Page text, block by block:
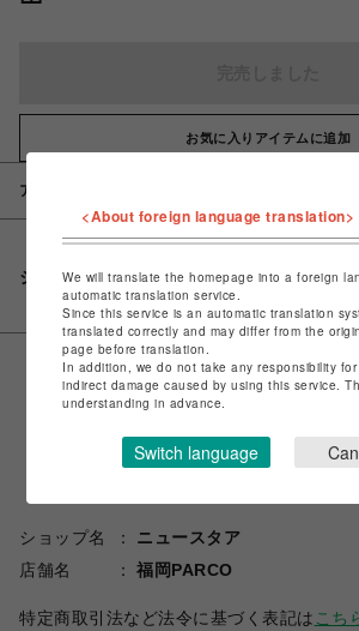
お気に入りアイテムに追加
アイテム説明 / 素材
シェアする
ショップ名
ニュースタア
店舗名
福岡PARCO
特定商取引法など法令に基づく表記は こち
<About foreign language translation>
We will translate the homepage into a foreign
automatic translation service.
Since this service is an automatic translation
translated correctly and may differ from the
page before translation.
In addition, we do not take any responsibility
indirect damage caused by using this service.
understanding in advance.
Switch language